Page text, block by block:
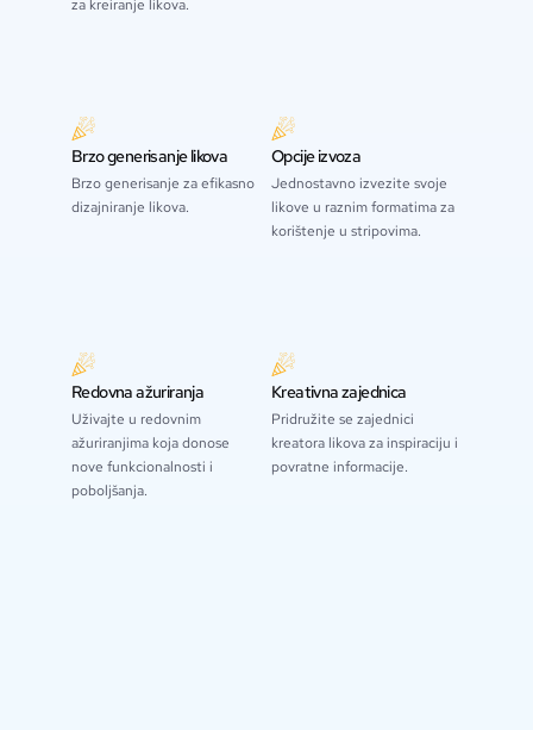
za kreiranje likova.
Brzo generisanje likova
Brzo generisanje za efikasno
dizajniranje likova.
Opcije izvoza
Jednostavno izvezite svoje
likove u raznim formatima za
korištenje u stripovima.
Redovna ažuriranja
Uživajte u redovnim
ažuriranjima koja donose
nove funkcionalnosti i
poboljšanja.
Kreativna zajednica
Pridružite se zajednici
kreatora likova za inspiraciju i
povratne informacije.